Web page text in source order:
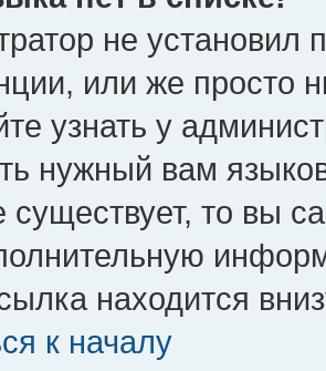
не установил
или же просто
узнать у
нужный вам
существует, то вы
находится
к началу